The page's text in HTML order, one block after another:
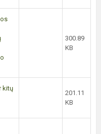
300.89
KB
kitų
201.11
KB